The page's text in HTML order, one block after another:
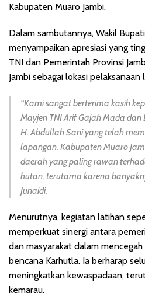
Kabupaten Muaro Jambi.
Dalam sambutannya, Wakil
menyampaikan apresiasi yang
TNI dan Pemerintah Provinsi
Jambi sebagai lokasi pelaksanaan
“Kami sangat berterima kasih
Mayjen TNI Arif Gajah Mada
H. Abdullah Sani yang telah
lapangan. Kabupaten Muaro
daerah yang paling rawan
hutan, terutama karena
Junaidi.
Menurutnya, kegiatan latihan
memperkuat sinergi antara
dan masyarakat dalam
bencana Karhutla. Ia berharap
meningkatkan kewaspadaan,
kemarau.